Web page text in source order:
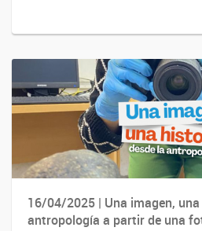
16/04/2025 | Una imagen,
antropología a partir de una